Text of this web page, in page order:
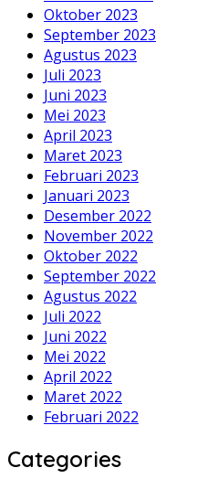
Oktober 2023
September 2023
Agustus 2023
Juli 2023
Juni 2023
Mei 2023
April 2023
Maret 2023
Februari 2023
Januari 2023
Desember 2022
November 2022
Oktober 2022
September 2022
Agustus 2022
Juli 2022
Juni 2022
Mei 2022
April 2022
Maret 2022
Februari 2022
Categories